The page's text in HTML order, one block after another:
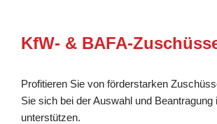
KfW- & BAFA-
Profitieren Sie von förderstarken
Sie sich bei der Auswahl und Beantragung
unterstützen.